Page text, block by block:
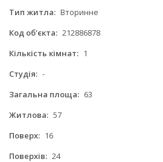
Тип житла: Вторинне
Код об'єкта: 212886878
Кількість кімнат: 1
Студія: -
Загальна площа: 63
Житлова: 57
Поверх: 16
Поверхів: 24